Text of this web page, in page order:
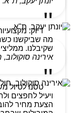
דיוק.
מה שביקשנו
שקיבלנו.
אירינה סוקולוב,
טסנו לטיול
ויעיל לחפצים
הצעת מחיר